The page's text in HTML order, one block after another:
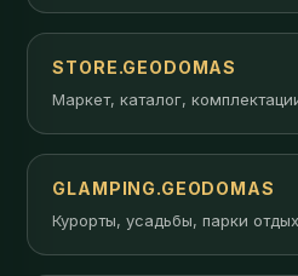
STORE.GEODOMAS
Маркет, каталог,
GLAMPING.GEODOMAS
Курорты, усадьбы, парки